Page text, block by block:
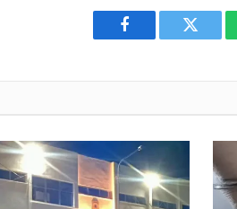
Facebook Twitter